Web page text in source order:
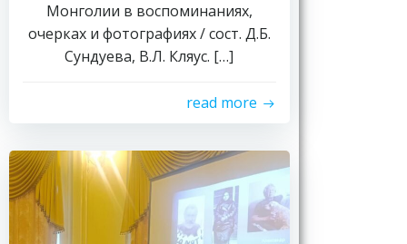
Монголии в воспоминаниях,
очерках и фотографиях / сост. Д.Б.
Сундуева, В.Л. Кляус. […]
read more